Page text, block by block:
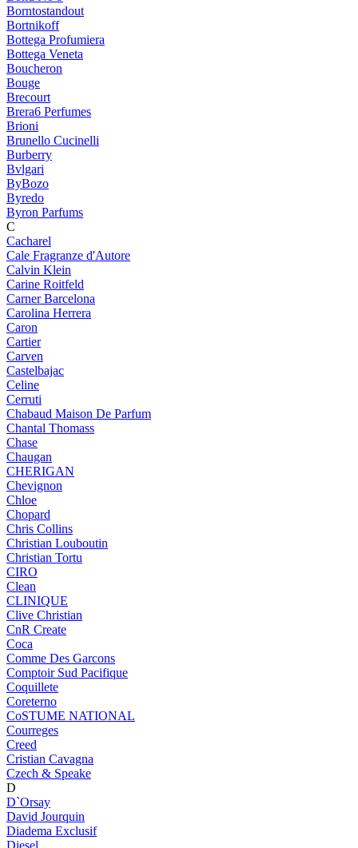
Borntostandout
Bortnikoff
Bottega Profumiera
Bottega Veneta
Boucheron
Bouge
Brecourt
Brera6 Perfumes
Brioni
Brunello Cucinelli
Burberry
Bvlgari
ByBozo
Byredo
Byron Parfums
C
Cacharel
Cale Fragranze d'Autore
Calvin Klein
Carine Roitfeld
Carner Barcelona
Carolina Herrera
Caron
Cartier
Carven
Castelbajac
Celine
Cerruti
Chabaud Maison De Parfum
Chantal Thomass
Chase
Chaugan
CHERIGAN
Chevignon
Chloe
Chopard
Chris Collins
Christian Louboutin
Christian Tortu
CIRO
Clean
CLINIQUE
Clive Christian
CnR Create
Coca
Comme Des Garcons
Comptoir Sud Pacifique
Coquillete
Coreterno
CoSTUME NATIONAL
Courreges
Creed
Cristian Cavagna
Czech & Speake
D
D`Orsay
David Jourquin
Diadema Exclusif
Diesel